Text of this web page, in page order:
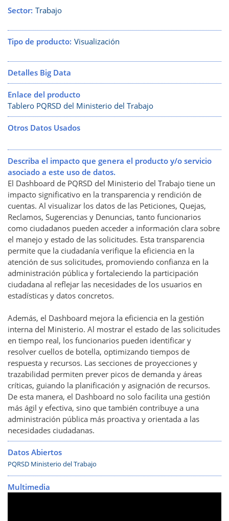
Sector Trabajo
Tipo de producto Visualización
Detalles Big Data
Enlace del producto
Tablero PQRSD del Ministerio del Trabajo
Otros Datos Usados
Describa el impacto que genera el producto y/o servicio
asociado a este uso de datos.
El Dashboard de PQRSD del Ministerio del Trabajo tiene un
impacto significativo en la transparencia y rendición de
cuentas. Al visualizar los datos de las Peticiones, Quejas,
Reclamos, Sugerencias y Denuncias, tanto funcionarios
como ciudadanos pueden acceder a información clara sobre
el manejo y estado de las solicitudes. Esta transparencia
permite que la ciudadanía verifique la eficiencia en la
atención de sus solicitudes, promoviendo confianza en la
administración pública y fortaleciendo la participación
ciudadana al reflejar las necesidades de los usuarios en
estadísticas y datos concretos.
Además, el Dashboard mejora la eficiencia en la gestión
interna del Ministerio. Al mostrar el estado de las solicitudes
en tiempo real, los funcionarios pueden identificar y
resolver cuellos de botella, optimizando tiempos de
respuesta y recursos. Las secciones de proyecciones y
trazabilidad permiten prever picos de demanda y áreas
críticas, guiando la planificación y asignación de recursos.
De esta manera, el Dashboard no solo facilita una gestión
más ágil y efectiva, sino que también contribuye a una
administración pública más proactiva y orientada a las
necesidades ciudadanas.
Datos Abiertos
PQRSD Ministerio del Trabajo
Multimedia